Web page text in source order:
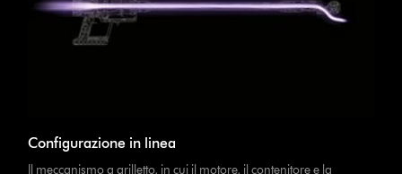
Configurazione in linea
Il meccanismo a grilletto, in cui il motore, il contenitore e la